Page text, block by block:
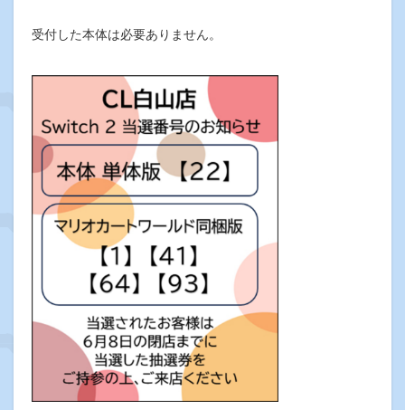
受付した本体は必要ありません。